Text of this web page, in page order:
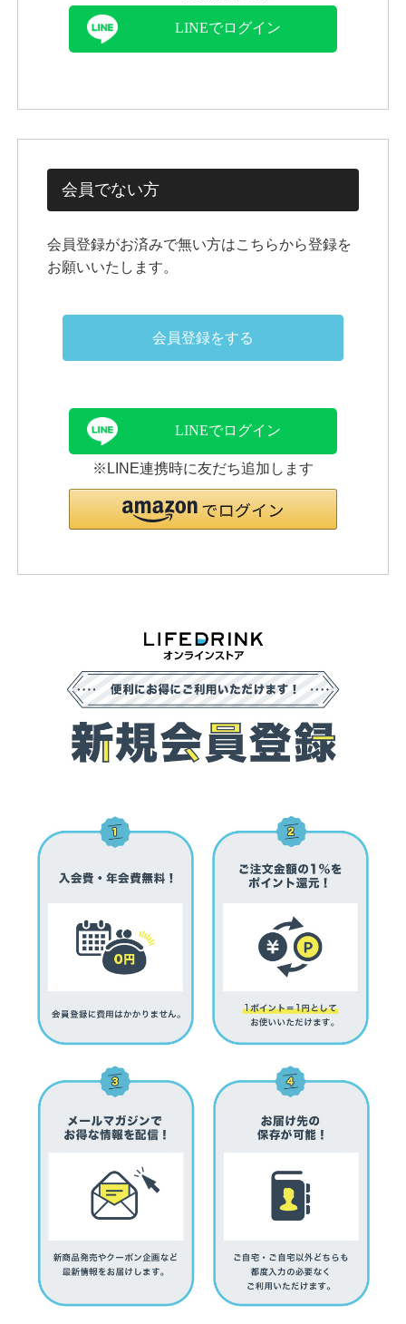
LINEでログイン
会員でない方
会員登録がお済みで無い方はこちらから登録を
お願いいたします。
会員登録をする
LINEでログイン
※LINE連携時に友だち追加します